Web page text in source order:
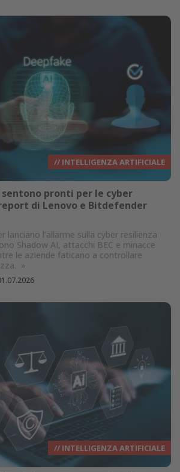
// INTELLIGENZA ARTIFICIALE
sentono pronti per le cyber
di Lenovo e Bitdefender
lanciano l’allarme sulla cyber resilienza
Shadow AI, attacchi BEC e minacce
le aziende faticano a controllare
»
// INTELLIGENZA ARTIFICIALE